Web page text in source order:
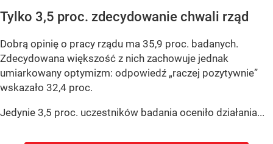
Tylko 3,5 proc. zdecydowanie chwali rząd
Dobrą opinię o pracy rządu ma 35,9 proc. badanych.
Zdecydowana większość z nich zachowuje jednak
umiarkowany optymizm: odpowiedź „raczej pozytywnie”
wskazało 32,4 proc.
Jedynie 3,5 proc. uczestników badania oceniło działania...